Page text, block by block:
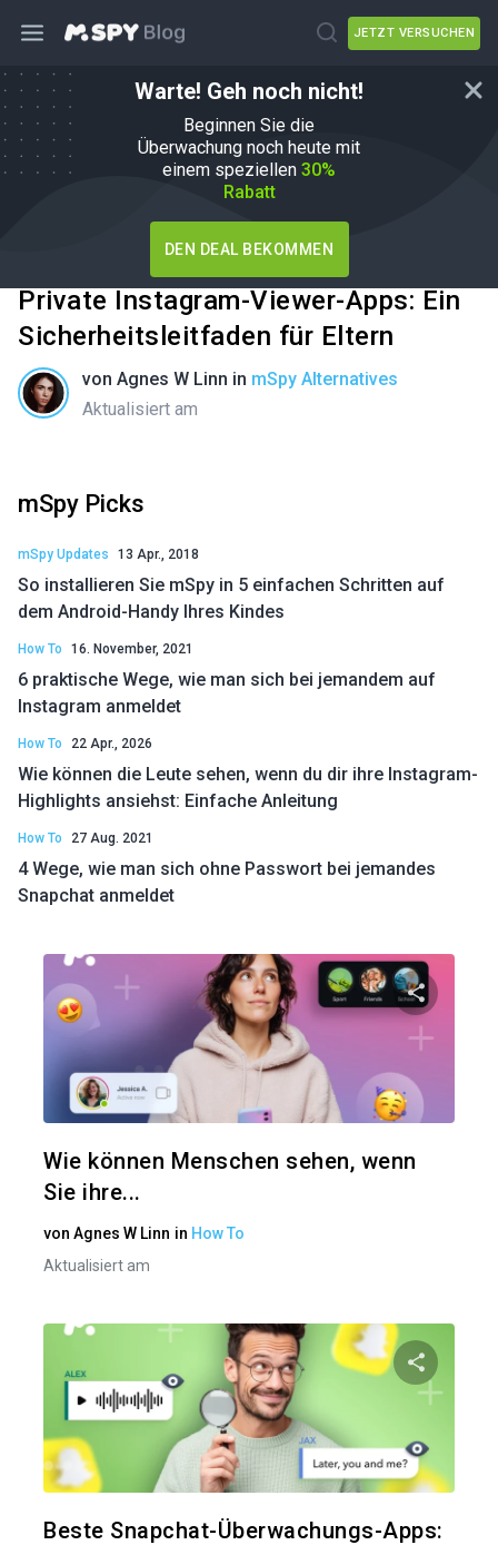
JETZT VERSUCHEN
Warte! Geh noch nicht!
Beginnen Sie die
Überwachung noch heute mit
einem speziellen 30%
Rabatt
DEN DEAL BEKOMMEN
Private Instagram-Viewer-Apps: Ein
Sicherheitsleitfaden für Eltern
von Agnes W Linn in mSpy Alternatives
Aktualisiert am
mSpy Picks
mSpy Updates 13 Apr., 2018
So installieren Sie mSpy in 5 einfachen Schritten auf
dem Android-Handy Ihres Kindes
How To 16. November, 2021
6 praktische Wege, wie man sich bei jemandem auf
Instagram anmeldet
How To 22 Apr., 2026
Wie können die Leute sehen, wenn du dir ihre Instagram-
Highlights ansiehst: Einfache Anleitung
How To 27 Aug. 2021
4 Wege, wie man sich ohne Passwort bei jemandes
Snapchat anmeldet
Diesen
Wie können Menschen sehen, wenn
Sie ihre...
von Agnes W Linn in How To
Aktualisiert am
Beste Snapchat-Überwachungs-Apps: